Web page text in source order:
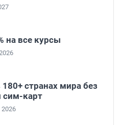
на все курсы
180+ странах мира без
сим-карт